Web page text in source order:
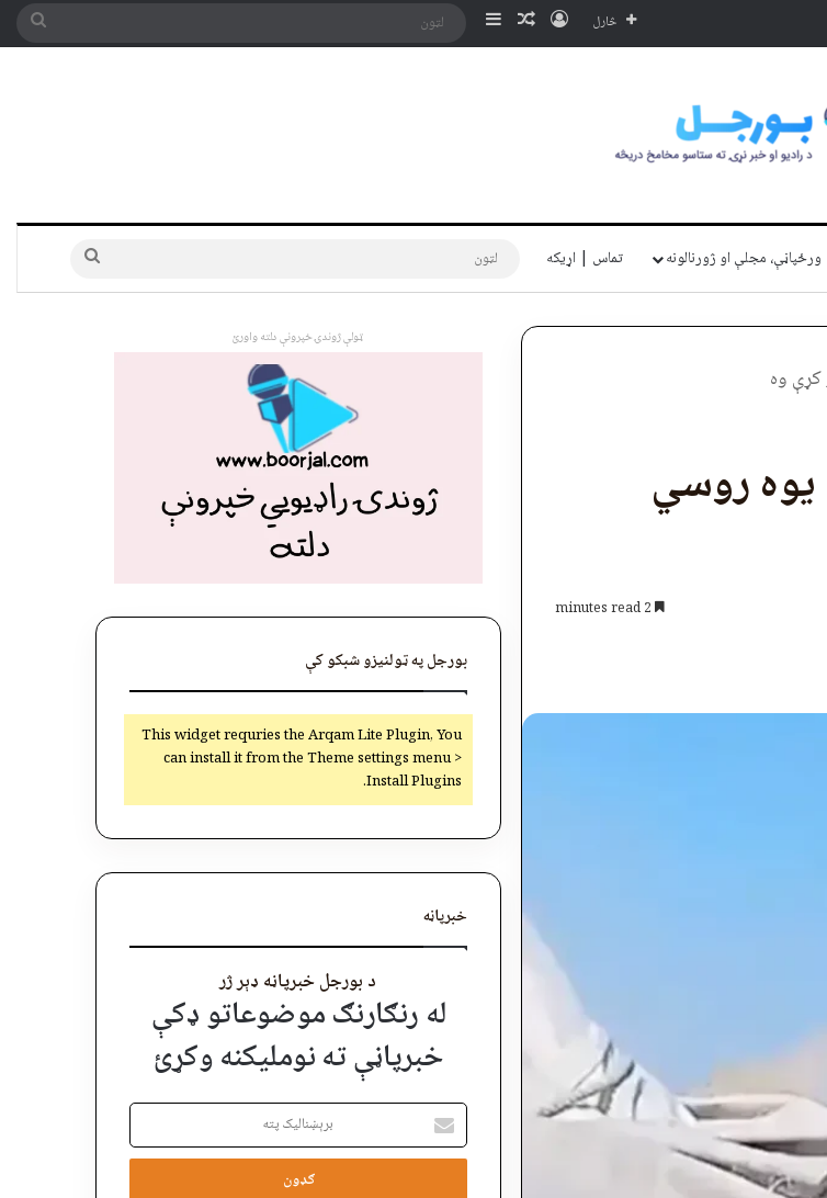
څارل ننوتلناڅاپه توری
Sidebar لټون
ورځپاڼې، مجلې او ژورنالونه تماس | اړیکه لټون
وه
یوه روسي
ټولې ژوندۍ خپرونې دلته واورئ
بورجل په ټولنیزو شبکو کې
This widget requries the Arqam Lite Plugin, You
can install it from the Theme settings menu >
Install Plugins.
خبرپاڼه
د بورجل خبرپاڼه ډېر ژر
له رنګارنګ موضوعاتو ډکې
خبرپاڼې ته نوملیکنه وکړئ
برېښنالیک
پته